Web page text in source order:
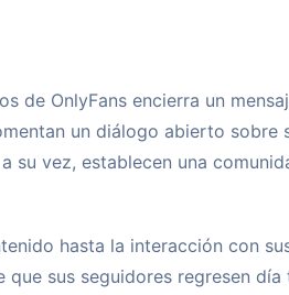
de OnlyFans encierra un
un diálogo abierto sobre
su vez, establecen una
hasta la interacción con
sus seguidores regresen